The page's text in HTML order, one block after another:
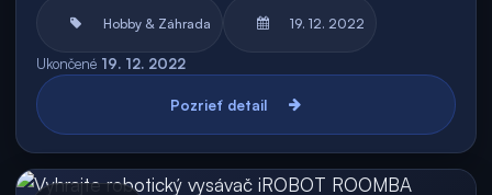
Hobby & Záhrada 19. 12. 2022
Ukončené 19. 12. 2022
Pozrieť detail